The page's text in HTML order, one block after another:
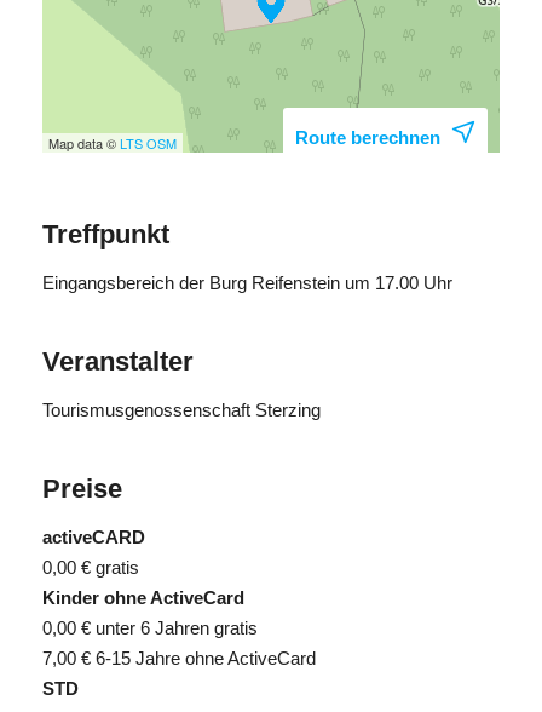
Map data ©LTSOSM Route berechnen
Treffpunkt
Eingangsbereich der Burg Reifenstein um 17.00 Uhr
Veranstalter
Tourismusgenossenschaft Sterzing
Preise
activeCARD
0,00 € gratis
Kinder ohne ActiveCard
0,00 € unter 6 Jahren gratis
7,00 € 6-15 Jahre ohne ActiveCard
STD